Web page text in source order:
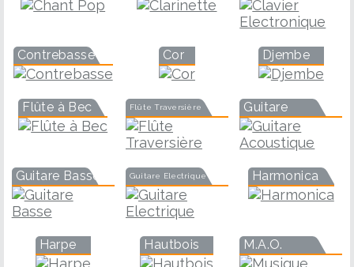
Contrebasse Cor Djembe
Flûte à Bec Flûte Traversière Guitare
Guitare Basse Guitare Electrique Harmonica
Harpe Hautbois M.A.O.